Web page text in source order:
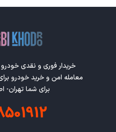
خریدار فوری و نقدی
معامله امن و خرید خودرو
برای شما تهران-